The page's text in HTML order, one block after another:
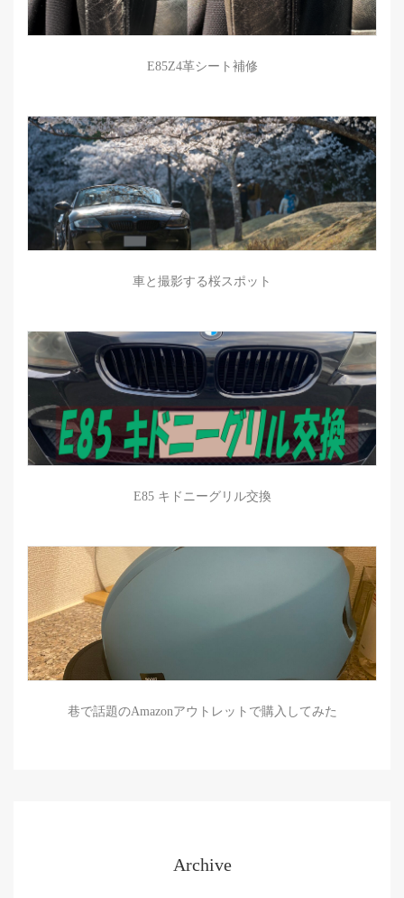
E85Z4革シート補修
車と撮影する桜スポット
E85 キドニーグリル交換
巷で話題のAmazonアウトレットで購入してみた
Archive